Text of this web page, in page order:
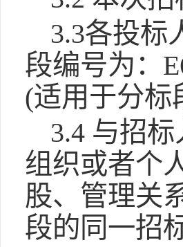
3.3各投标
段编号为：
(适用于分标
3.4 与招
组织或者个
股、管理关
段的同一招